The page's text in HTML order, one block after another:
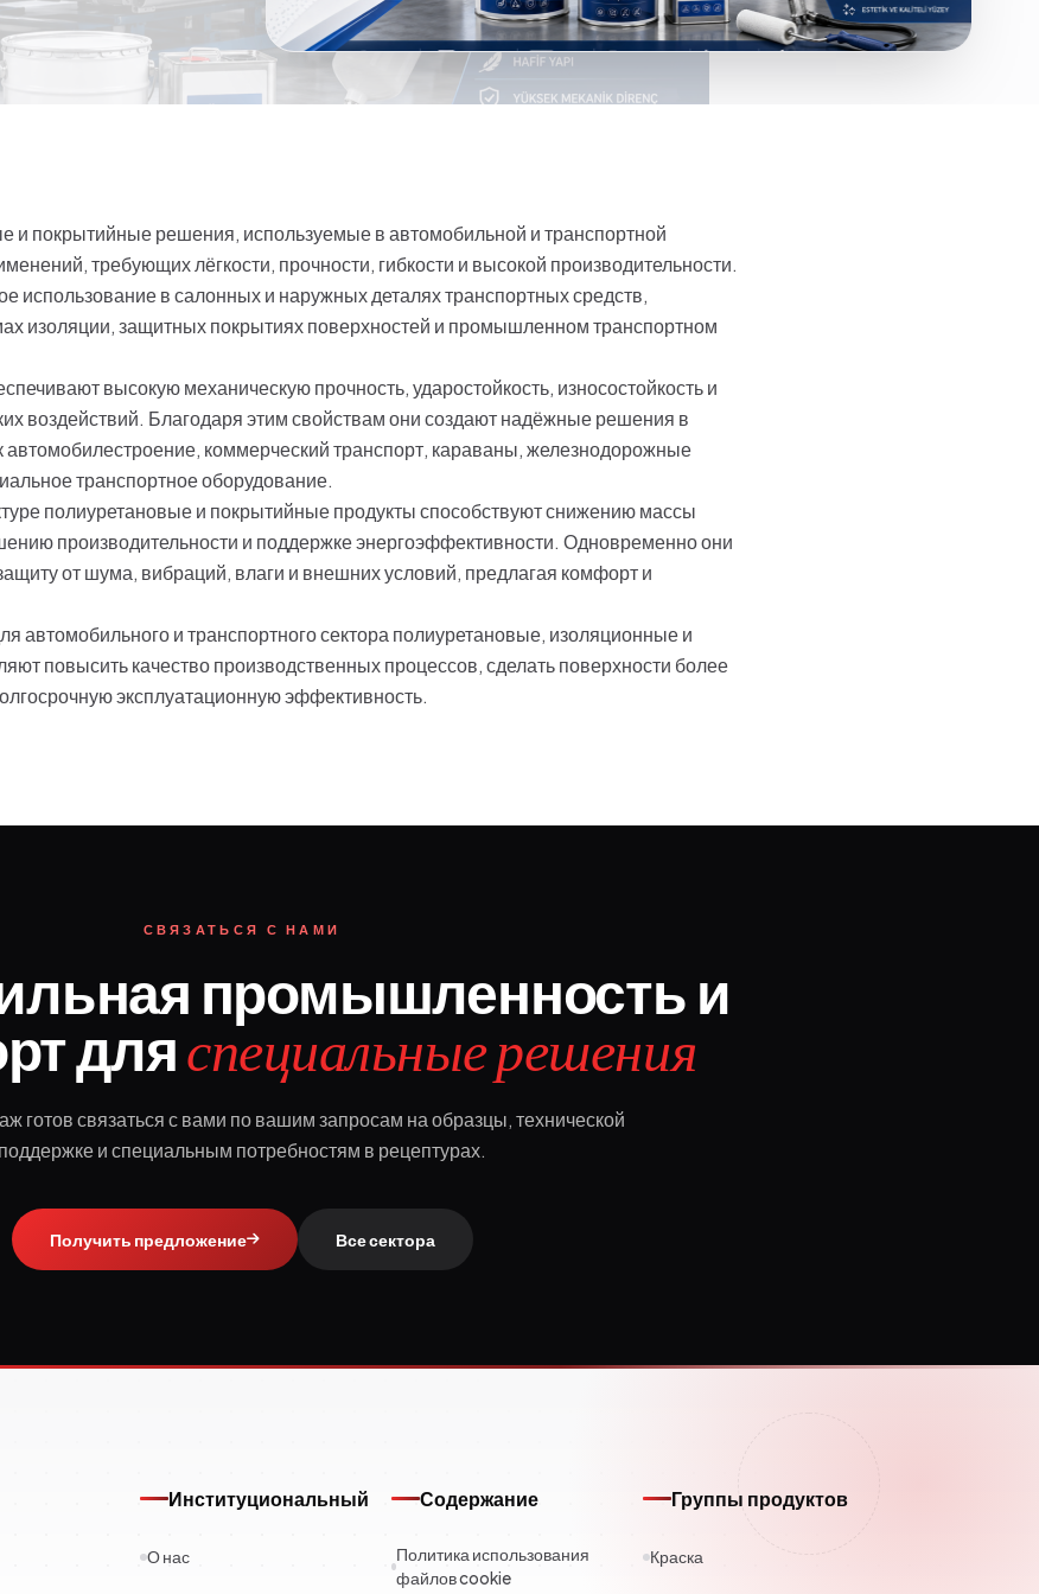
и покрытийные решения, используемые в автомобильной и транспортной
требующих лёгкости, прочности, гибкости и высокой производительности.
использование в салонных и наружных деталях транспортных средств,
изоляции, защитных покрытиях поверхностей и промышленном транспортном
высокую механическую прочность, ударостойкость, износостойкость и
воздействий. Благодаря этим свойствам они создают надёжные решения в
автомобилестроение, коммерческий транспорт, караваны, железнодорожные
транспортное оборудование.
полиуретановые и покрытийные продукты способствуют снижению массы
производительности и поддержке энергоэффективности. Одновременно они
от шума, вибраций, влаги и внешних условий, предлагая комфорт и
автомобильного и транспортного сектора полиуретановые, изоляционные и
повысить качество производственных процессов, сделать поверхности более
эксплуатационную эффективность.
СВЯЗАТЬСЯ С НАМИ
промышленность и
дляспециальные решения
готов связаться с вами по вашим запросам на образцы, технической
поддержке и специальным потребностям в рецептурах.
Получить предложение Все сектора
Институциональный
О нас
Содержание
Политика использования
файлов cookie
Группы продуктов
Краска